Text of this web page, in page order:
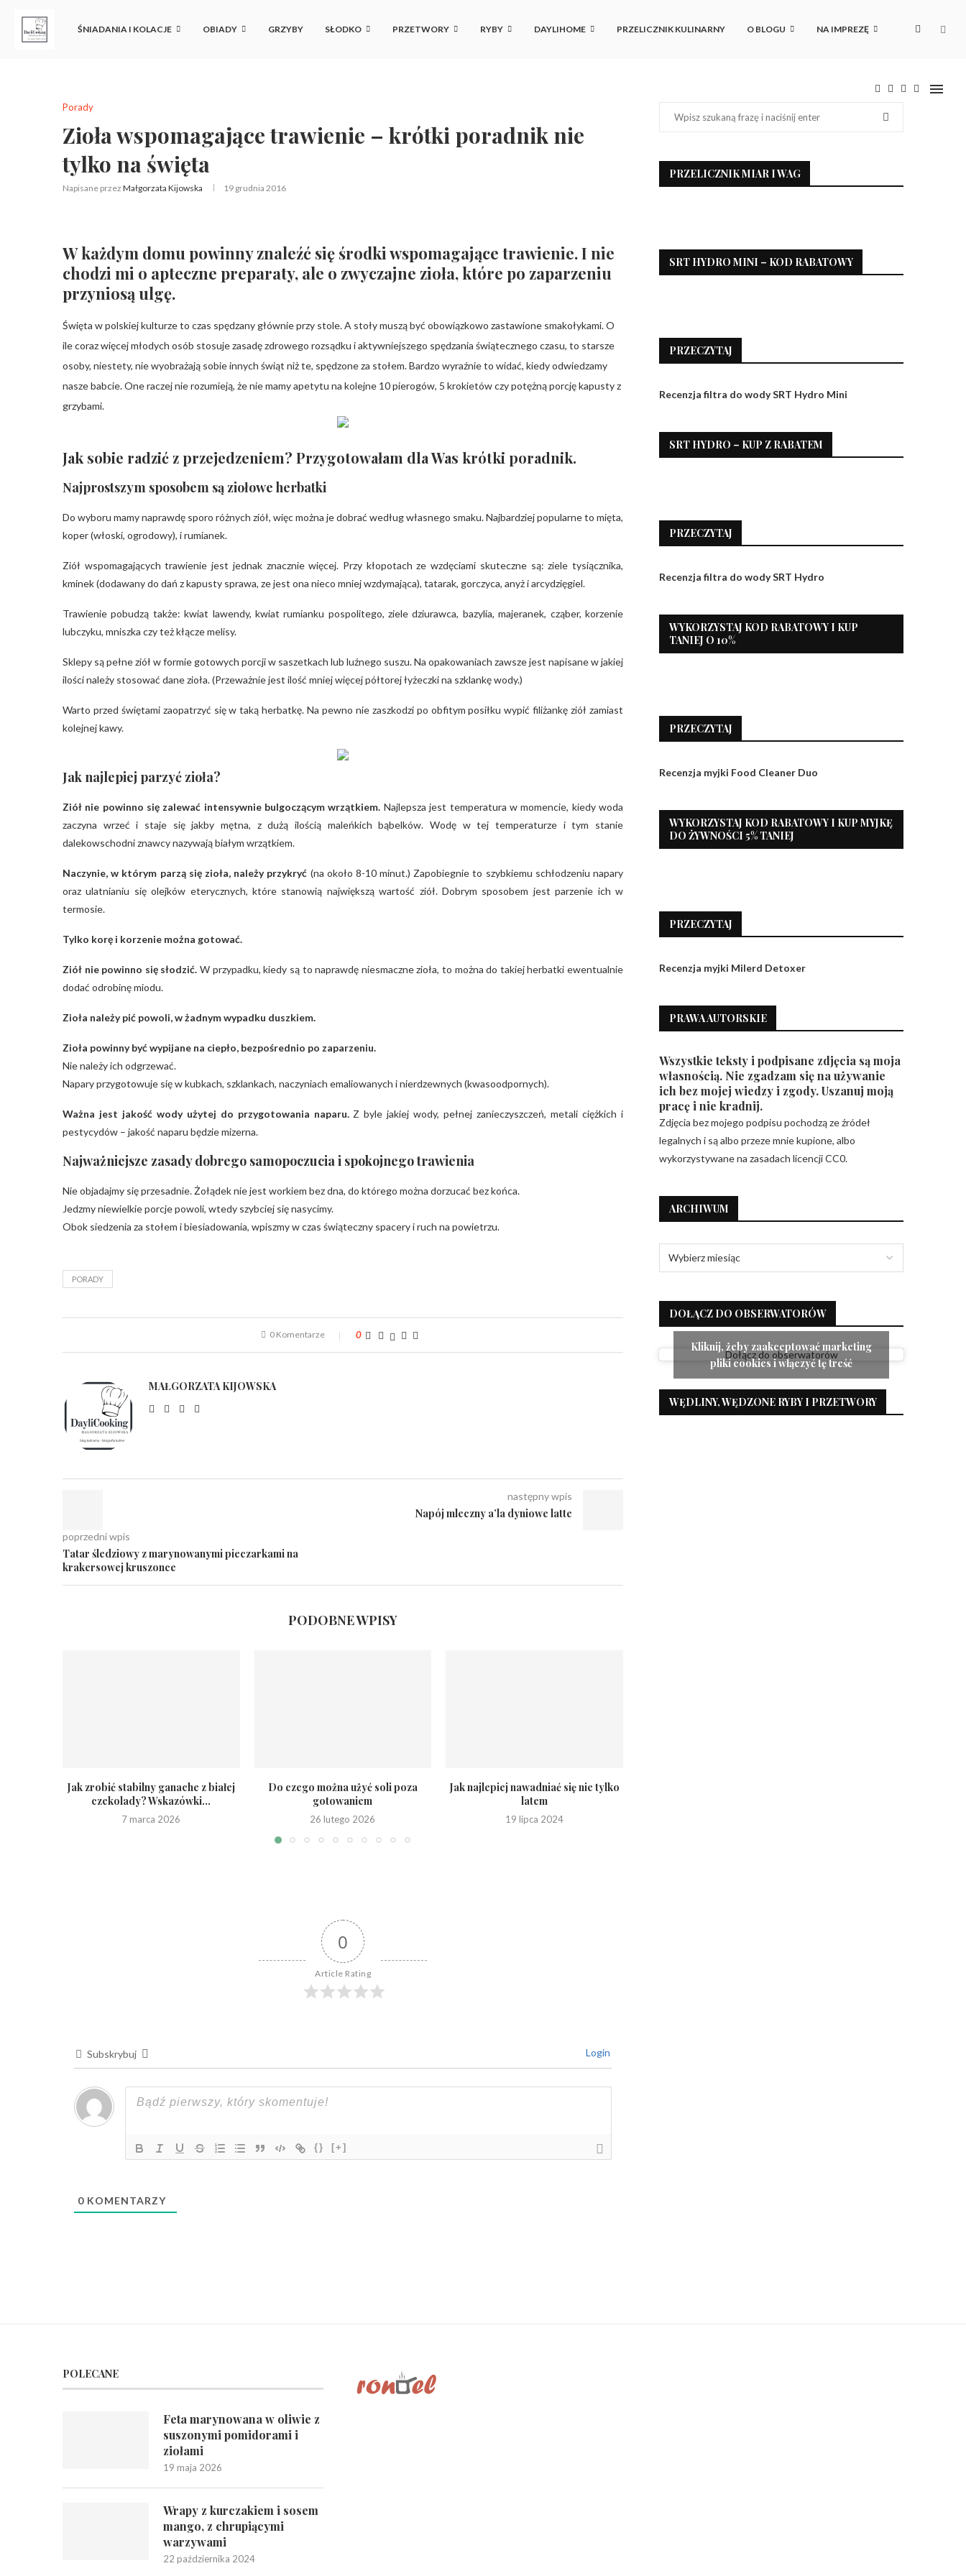
ŚNIADANIA I KOLACJE OBIADY GRZYBY SŁODKO PRZETWORY RYBY DAYLIHOME PRZELICZNIK KULINARNY O BLOGU NA IMPREZĘ
Porady
Zioła wspomagające trawienie – krótki poradnik nie
tylko na święta
Napisane przez Małgorzata Kijowska 19 grudnia 2016
W każdym domu powinny znaleźć się środki wspomagające trawienie. I nie
chodzi mi o apteczne preparaty, ale o zwyczajne zioła, które po zaparzeniu
przyniosą ulgę.
Święta w polskiej kulturze to czas spędzany głównie przy stole. A stoły muszą być obowiązkowo zastawione smakołykami. O
ile coraz więcej młodych osób stosuje zasadę zdrowego rozsądku i aktywniejszego spędzania świątecznego czasu, to starsze
osoby, niestety, nie wyobrażają sobie innych świąt niż te, spędzone za stołem. Bardzo wyraźnie to widać, kiedy odwiedzamy
nasze babcie. One raczej nie rozumieją, że nie mamy apetytu na kolejne 10 pierogów, 5 krokietów czy potężną porcję kapusty z
grzybami.
Jak sobie radzić z przejedzeniem? Przygotowałam dla Was krótki poradnik.
Najprostszym sposobem są ziołowe herbatki
Do wyboru mamy naprawdę sporo różnych ziół, więc można je dobrać według własnego smaku. Najbardziej popularne to mięta,
koper (włoski, ogrodowy), i rumianek.
Ziół wspomagających trawienie jest jednak znacznie więcej. Przy kłopotach ze wzdęciami skuteczne są: ziele tysiącznika,
kminek (dodawany do dań z kapusty sprawa, ze jest ona nieco mniej wzdymająca), tatarak, gorczyca, anyż i arcydzięgiel.
Trawienie pobudzą także: kwiat lawendy, kwiat rumianku pospolitego, ziele dziurawca, bazylia, majeranek, cząber, korzenie
lubczyku, mniszka czy też kłącze melisy.
Sklepy są pełne ziół w formie gotowych porcji w saszetkach lub luźnego suszu. Na opakowaniach zawsze jest napisane w jakiej
ilości należy stosować dane zioła. (Przeważnie jest ilość mniej więcej półtorej łyżeczki na szklankę wody.)
Warto przed świętami zaopatrzyć się w taką herbatkę. Na pewno nie zaszkodzi po obfitym posiłku wypić filiżankę ziół zamiast
kolejnej kawy.
Jak najlepiej parzyć zioła?
Ziół nie powinno się zalewać intensywnie bulgoczącym wrzątkiem. Najlepsza jest temperatura w momencie, kiedy woda
zaczyna wrzeć i staje się jakby mętna, z dużą ilością maleńkich bąbelków. Wodę w tej temperaturze i tym stanie
dalekowschodni znawcy nazywają białym wrzątkiem.
Naczynie, w którym parzą się zioła, należy przykryć (na około 8-10 minut.) Zapobiegnie to szybkiemu schłodzeniu napary
oraz ulatnianiu się olejków eterycznych, które stanowią największą wartość ziół. Dobrym sposobem jest parzenie ich w
termosie.
Tylko korę i korzenie można gotować.
Ziół nie powinno się słodzić.W przypadku, kiedy są to naprawdę niesmaczne zioła, to można do takiej herbatki ewentualnie
dodać odrobinę miodu.
Zioła należy pić powoli, w żadnym wypadku duszkiem.
Zioła powinny być wypijane na ciepło, bezpośrednio po zaparzeniu.
Nie należy ich odgrzewać.
Napary przygotowuje się w kubkach, szklankach, naczyniach emaliowanych i nierdzewnych (kwasoodpornych).
Ważna jest jakość wody użytej do przygotowania naparu.Z byle jakiej wody, pełnej zanieczyszczeń, metali ciężkich i
pestycydów – jakość naparu będzie mizerna.
Najważniejsze zasady dobrego samopoczucia i spokojnego trawienia
Nie objadajmy się przesadnie. Żołądek nie jest workiem bez dna, do którego można dorzucać bez końca.
Jedzmy niewielkie porcje powoli, wtedy szybciej się nasycimy.
Obok siedzenia za stołem i biesiadowania, wpiszmy w czas świąteczny spacery i ruch na powietrzu.
PORADY
0 Komentarze 0
MAŁGORZATA KIJOWSKA
poprzedni wpis
Tatar śledziowy z marynowanymi pieczarkami na
krakersowej kruszonce
następny wpis
Napój mleczny a’la dyniowe latte
PODOBNE WPISY
Jak zrobić stabilny ganache z białej
czekolady? Wskazówki...
7 marca 2026
Do czego można użyć soli poza
gotowaniem
26 lutego 2026
Jak najlepiej nawadniać się nie tylko
latem
19 lipca 2024
0
Article Rating
Subskrybuj Login
{} [+]
0KOMENTARZY
PRZELICZNIK MIAR I WAG
SRT HYDRO MINI – KOD RABATOWY
PRZECZYTAJ
Recenzja filtra do wody SRT Hydro Mini
SRT HYDRO – KUP Z RABATEM
PRZECZYTAJ
Recenzja filtra do wody SRT Hydro
WYKORZYSTAJ KOD RABATOWY I KUP
TANIEJ O 10%
PRZECZYTAJ
Recenzja myjki Food Cleaner Duo
WYKORZYSTAJ KOD RABATOWY I KUP MYJKĘ
DO ŻYWNOŚCI 5% TANIEJ
PRZECZYTAJ
Recenzja myjki Milerd Detoxer
PRAWA AUTORSKIE
Wszystkie teksty i podpisane zdjęcia są moja
własnością. Nie zgadzam się na używanie
ich bez mojej wiedzy i zgody. Uszanuj moją
pracę i nie kradnij.
Zdjęcia bez mojego podpisu pochodzą ze źródeł
legalnych i są albo przeze mnie kupione, albo
wykorzystywane na zasadach licencji CC0.
ARCHIWUM
DOŁĄCZ DO OBSERWATORÓW
Dołącz do obserwatorów
Kliknij, żeby zaakceptować marketing
pliki cookies i włączyć tę treść
WĘDLINY, WĘDZONE RYBY I PRZETWORY
POLECANE
Feta marynowana w oliwie z
suszonymi pomidorami i
ziołami
19 maja 2026
Wrapy z kurczakiem i sosem
mango, z chrupiącymi
warzywami
22 października 2024